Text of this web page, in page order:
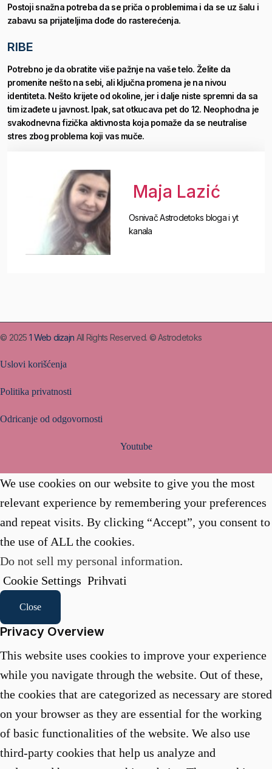
Postoji snažna potreba da se priča o problemima i da se uz šalu i
zabavu sa prijateljima dođe do rasterećenja.
RIBE
Potrebno je da obratite više pažnje na vaše telo. Želite da
promenite nešto na sebi, ali ključna promena je na nivou
identiteta. Nešto krijete od okoline, jer i dalje niste spremni da sa
tim izađete u javnost. Ipak, sat otkucava pet do 12. Neophodna je
svakodnevna fizička aktivnosta koja pomaže da se neutralise
stres zbog problema koji vas muče.
Maja Lazić
Osnivač Astrodetoks bloga i yt
kanala
© 2025 1 Web dizajn All Rights Reserved. © Astrodetoks
Uslovi korišćenja
Politika privatnosti
Odricanje od odgovornosti
Youtube
We use cookies on our website to give you the most
relevant experience by remembering your preferences
and repeat visits. By clicking “Accept”, you consent to
the use of ALL the cookies.
Do not sell my personal information.
Cookie Settings Prihvati
Close
Privacy Overview
This website uses cookies to improve your experience
while you navigate through the website. Out of these,
the cookies that are categorized as necessary are stored
on your browser as they are essential for the working
of basic functionalities of the website. We also use
third-party cookies that help us analyze and